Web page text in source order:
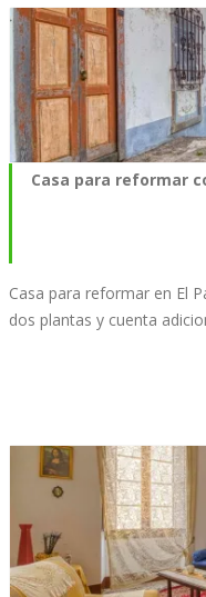
Casa para reformar
Casa para reformar en El
dos plantas y cuenta